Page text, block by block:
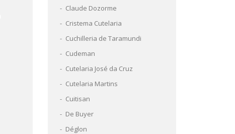
Claude Dozorme
Cristema Cutelaria
Cuchilleria de Taramundi
Cudeman
Cutelaria José da Cruz
Cutelaria Martins
Cuitisan
De Buyer
Déglon